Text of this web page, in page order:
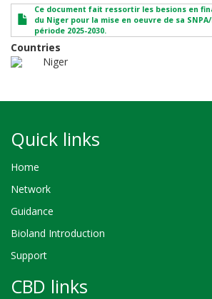
Ce document fait ressortir les besions en
du Niger pour la mise en oeuvre de sa
période 2025-2030.
Countries
Niger
Quick links
Home
Network
Guidance
Bioland Introduction
Support
CBD links